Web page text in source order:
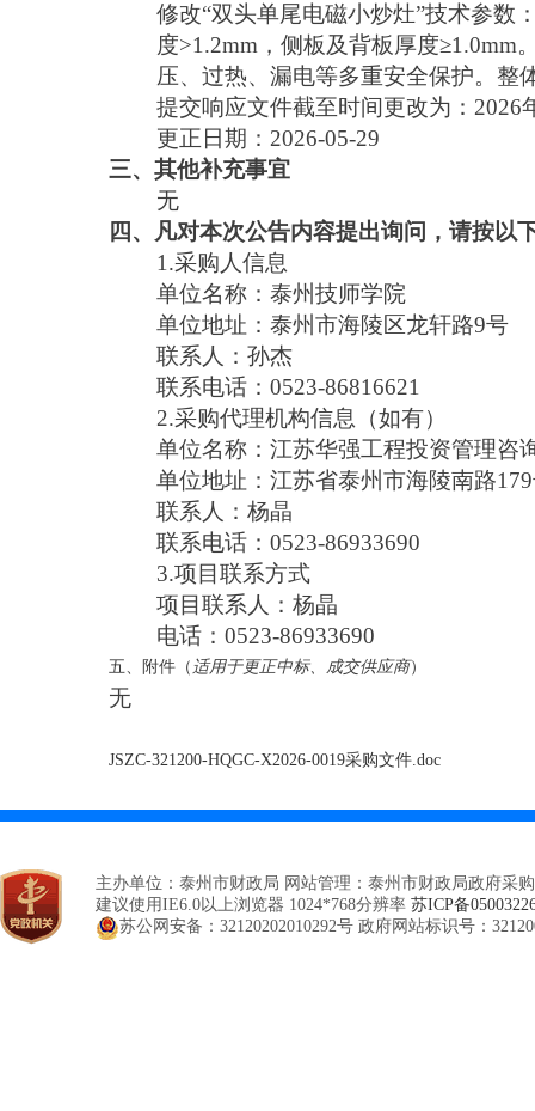
修改“双头单尾电磁小炒灶”技术参数
度>1.2mm，侧板及背板厚度
压、过热、漏电等多重安全保护。整
提交响应文件截至时间更改为：2026
更正日期： 2026-05-29
三、其他补充事宜
无
四、凡对本次公告内容提出询问，请按以
1.采购人信息
单位名称：泰州技师学院
单位地址：泰州市海陵区龙轩路9号
联系人：孙杰
联系电话：0523-86816621
2.采购代理机构信息（如有）
单位名称：江苏华强工程投资管理咨
单位地址：江苏省泰州市海陵南路
联系人：杨晶
联系电话：0523-86933690
3.项目联系方式
项目联系人：杨晶
电话：0523-86933690
五、附件（ 适用于更正中标、成交供应商）
无
JSZC-321200-HQGC-X2026-0019采购文件.doc
主办单位：泰州市财政局 网站管理：泰州市财政局政府采
建议使用IE6.0以上浏览器 1024*768分辨率 苏ICP备
苏公网安备：32120202010292号 政府网站标识号：